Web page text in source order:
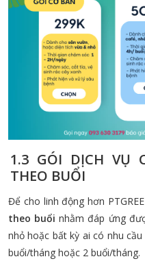
1.3 GÓI DỊCH VỤ
THEO BUỔI
Để cho linh động hơn
theo buổinhằm đáp ứng
nhỏ hoặc bất kỳ ai có nhu
buổi/tháng hoặc 2 buổi/tháng.